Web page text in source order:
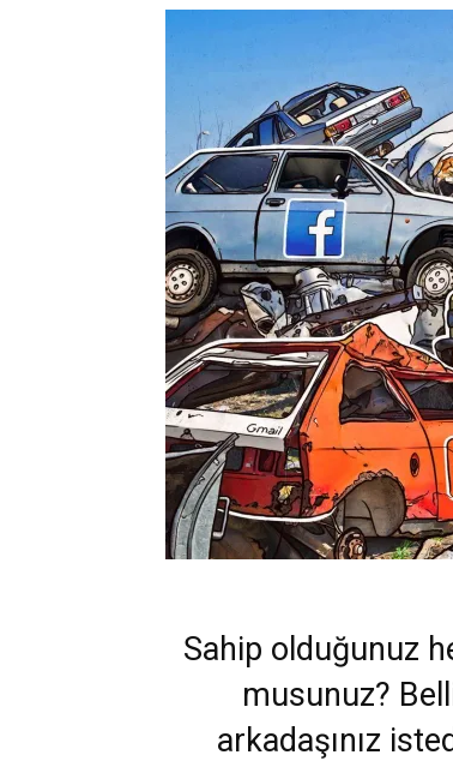
Sahip olduğunuz
musunuz?
arkadaşınız